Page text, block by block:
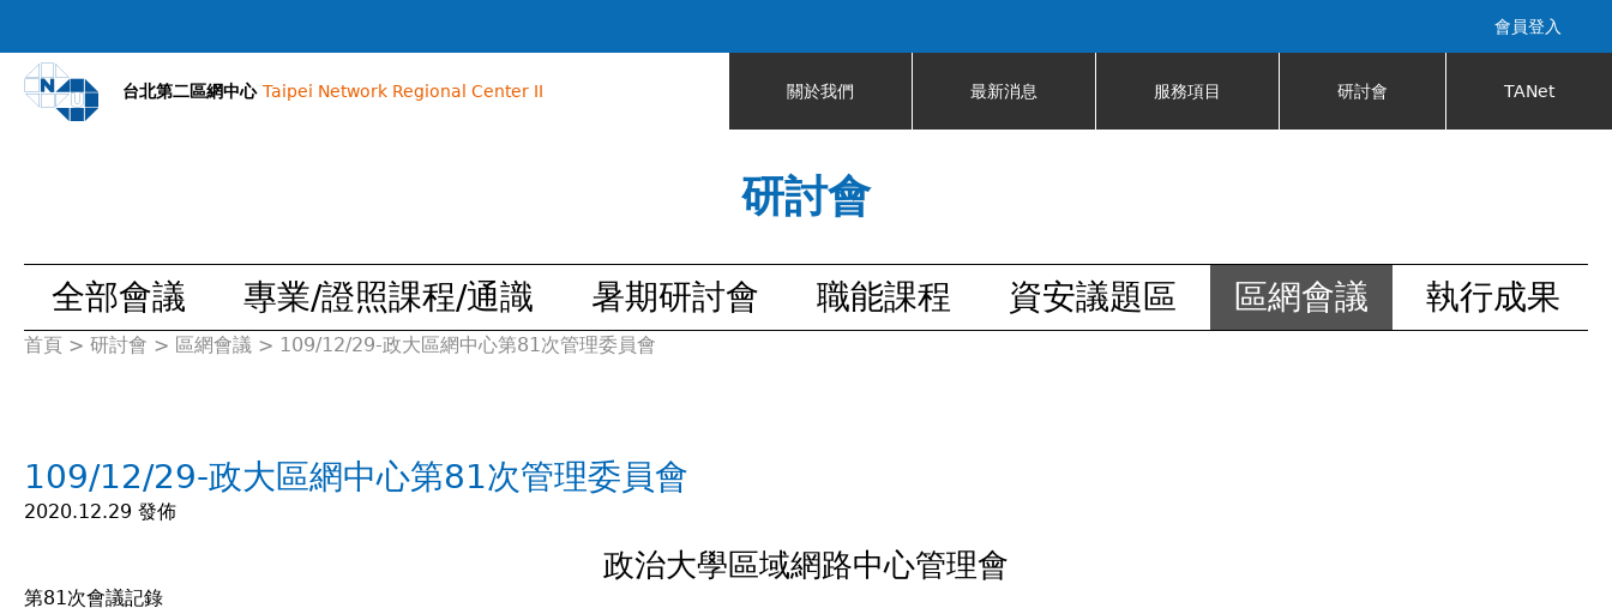
會員登入
台北第二區網中心 Taipei Network Regional Center II 關於我們 最新消息 服務項目 研討會 TANet
研討會
全部會議 專業/證照課程/通識 暑期研討會 職能課程 資安議題區 區網會議 執行成果
您
這
首頁 > 研討會 > 區網會議 > 109/12/29-政大區網中心第81次管理委員會
109/12/29-政大區網中心第81次管理委員會
2020.12.29 發佈
政治大學區域網路中心管理會
第81次會議記錄